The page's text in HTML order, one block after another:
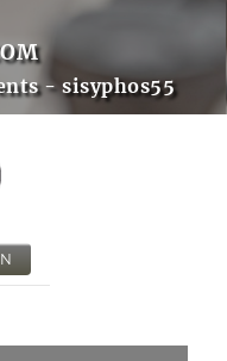
- sisyphos55